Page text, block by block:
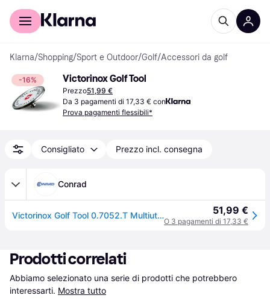
Per il tuo shopping
Klarna/Shopping/Sport e Outdoor/Golf/Accessori da golf
-16% Victorinox Golf Tool
Prezzo51,99 €
Da 3 pagamenti di 17,33 € con
Prova pagamenti flessibili*
Consigliato Prezzo incl. consegna
Conrad
Victorinox Golf Tool 0.7052.T Multiutensile Numero funzioni 10 Rosso (trasparente) 51,99 €
O 3 pagamenti di 17,33 €
Prodotti correlati
Abbiamo selezionato una serie di prodotti che potrebbero
interessarti. Mostra tutto